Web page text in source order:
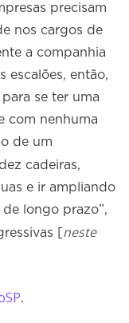
precisam
nos cargos de
a companhia
escalões, então,
se ter uma
com nenhuma
de um
cadeiras,
e ir ampliando
longo prazo”,
[ neste
.